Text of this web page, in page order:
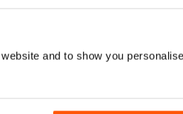
and to show you